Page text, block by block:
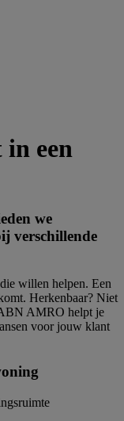
in een
we
verschillende
willen helpen. Een
Herkenbaar? Niet
ABN AMRO helpt je
voor jouw klant